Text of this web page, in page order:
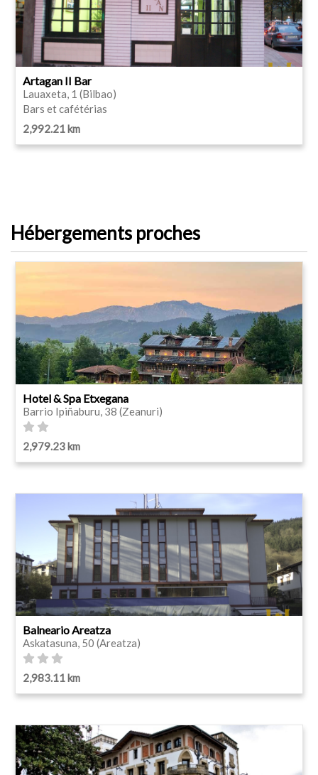
Artagan II Bar
Lauaxeta, 1 (Bilbao)
Bars et cafétérias
2,992.21 km
Hébergements proches
Hotel & Spa Etxegana
Barrio Ipiñaburu, 38 (Zeanuri)
2,979.23 km
Balneario Areatza
Askatasuna, 50 (Areatza)
2,983.11 km